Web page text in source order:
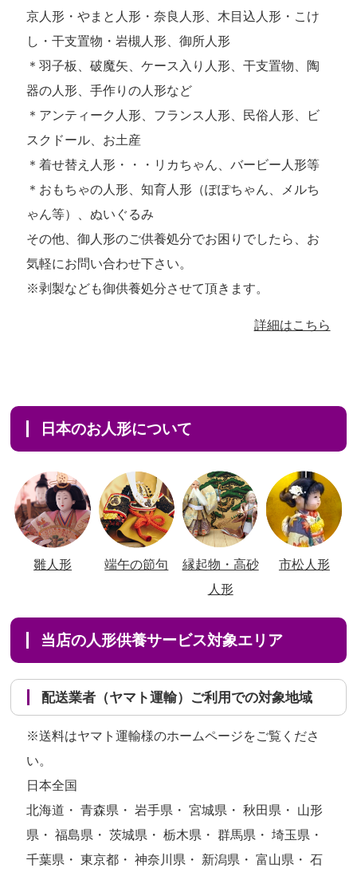
京人形・やまと人形・奈良人形、木目込人形・こけ
し・干支置物・岩槻人形、御所人形
＊羽子板、破魔矢、ケース入り人形、干支置物、陶
器の人形、手作りの人形など
＊アンティーク人形、フランス人形、民俗人形、ビ
スクドール、お土産
＊着せ替え人形・・・リカちゃん、バービー人形等
＊おもちゃの人形、知育人形（ぽぽちゃん、メルち
ゃん等）、ぬいぐるみ
その他、御人形のご供養処分でお困りでしたら、お
気軽にお問い合わせ下さい。
※剥製なども御供養処分させて頂きます。
詳細はこちら
日本のお人形について
雛人形 端午の節句
縁起物・高砂
人形
市松人形
当店の人形供養サービス対象エリア
配送業者（ヤマト運輸）ご利用での対象地域
※送料はヤマト運輸様のホームページをご覧くださ
い。
日本全国
北海道・ 青森県・ 岩手県・ 宮城県・ 秋田県・ 山形
県・ 福島県・ 茨城県・ 栃木県・ 群馬県・ 埼玉県・
千葉県・ 東京都・ 神奈川県・ 新潟県・ 富山県・ 石